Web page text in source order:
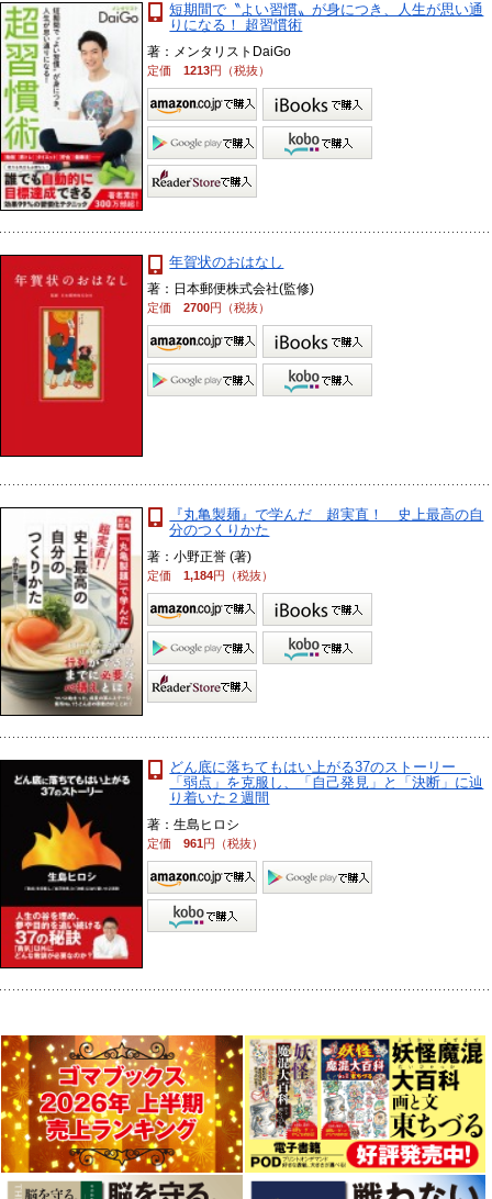
短期間で〝よい習慣〟が身につき、人生が思い通
りになる！ 超習慣術
著：メンタリストDaiGo
定価1213円（税抜）
年賀状のおはなし
著：日本郵便株式会社(監修)
定価2700円（税抜）
『丸亀製麺』で学んだ 超実直！ 史上最高の自
分のつくりかた
著：小野正誉 (著)
定価1,184円（税抜）
どん底に落ちてもはい上がる37のストーリー
「弱点」を克服し、「自己発見」と「決断」に辿
り着いた２週間
著：生島ヒロシ
定価961円（税抜）